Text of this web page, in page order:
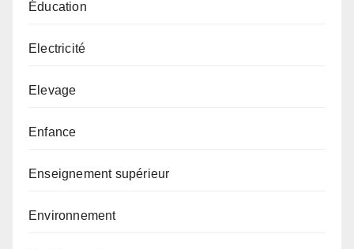
Éducation
Electricité
Elevage
Enfance
Enseignement supérieur
Environnement